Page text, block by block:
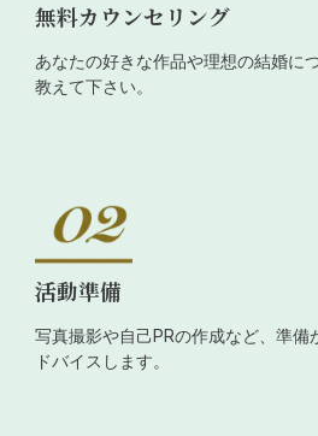
無料カウンセリング
あなたの好きな作品や理想の結婚に
教えて下さい。
活動準備
写真撮影や自己PRの作成など、準備
ドバイスします。